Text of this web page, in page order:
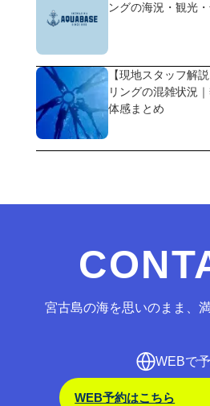
ングの海況・観光
【現地スタッフ解
リングの混雑状況
体感まとめ
宮古島の海を思いのまま、
WEBで
WEB予約はこちら